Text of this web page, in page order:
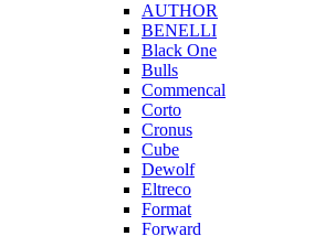
AUTHOR
BENELLI
Black One
Bulls
Commencal
Corto
Cronus
Cube
Dewolf
Eltreco
Format
Forward